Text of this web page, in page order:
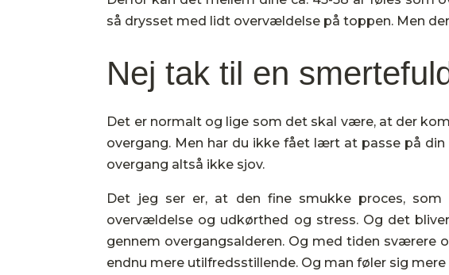
så drysset med lidt overvældelse på toppen. Men
Nej tak til en
Det er normalt og lige som det skal være, at der
overgang. Men har du ikke fået lært at passe på
overgang altså ikke sjov.
Det jeg ser er, at den fine smukke proces,
overvældelse og udkørthed og stress. Og det
gennem overgangsalderen. Og med tiden sværere
endnu mere utilfredsstillende. Og man føler sig